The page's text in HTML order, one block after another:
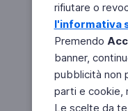
rifiutare o
l'informativa
Premendo
banner,
pubblicità non
parti e cookie,
Le scelte da